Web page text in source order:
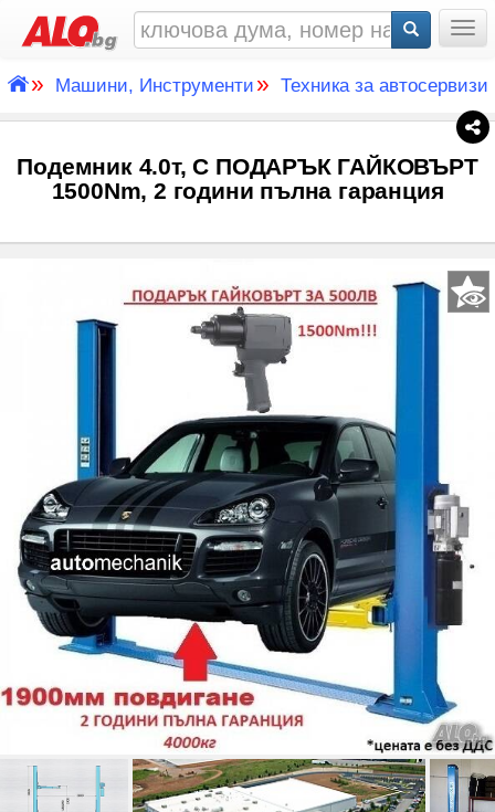
» Машини, Инструменти » Техника за автосервизи
Подемник 4.0т, С ПОДАРЪК ГАЙКОВЪРТ
1500Nm, 2 години пълна гаранция